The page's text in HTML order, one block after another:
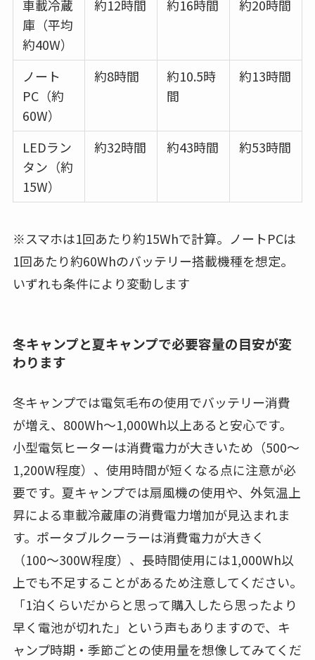
車載冷蔵
庫（平均
約40W）
約12時間 約16時間 約20時間
ノート
PC（約
60W）
約8時間
約10.5時
間
約13時間
LEDラン
タン（約
15W）
約32時間 約43時間 約53時間
※スマホは1回あたり約15Whで計算。ノートPCは
1回あたり約60Whのバッテリー搭載機種を想定。
いずれも条件により変動します
冬キャンプと夏キャンプで必要容量の目安が変
わります
冬キャンプでは電気毛布の使用でバッテリー消費
が増え、800Wh〜1,000Wh以上あると安心です。
小型電気ヒーターは消費電力が大きいため（500〜
1,200W程度）、使用時間が短くなる点に注意が必
要です。夏キャンプでは扇風機の使用や、外気温上
昇による車載冷蔵庫の消費電力増加が見込まれま
す。ポータブルクーラーは消費電力が大きく
（100〜300W程度）、長時間使用には1,000Wh以
上でも不足することがあるため注意してください。
「1泊くらいだからと思って購入したら思ったより
早く電池が切れた」という声もありますので、キ
ャンプ時期・季節ごとの使用量を想像してみてくだ